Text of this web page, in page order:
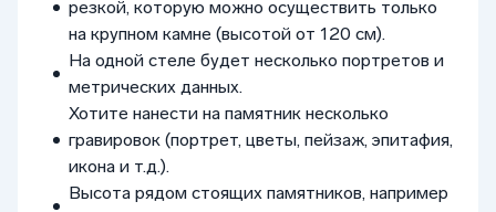
резкой, которую можно осуществить только
на крупном камне (высотой от 120 см).
На одной стеле будет несколько портретов и
метрических данных.
Хотите нанести на памятник несколько
гравировок (портрет, цветы, пейзаж, эпитафия,
икона и т.д.).
Высота рядом стоящих памятников, например